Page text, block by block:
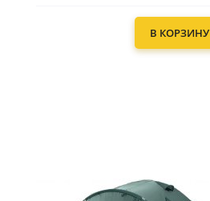
В КОРЗИНУ